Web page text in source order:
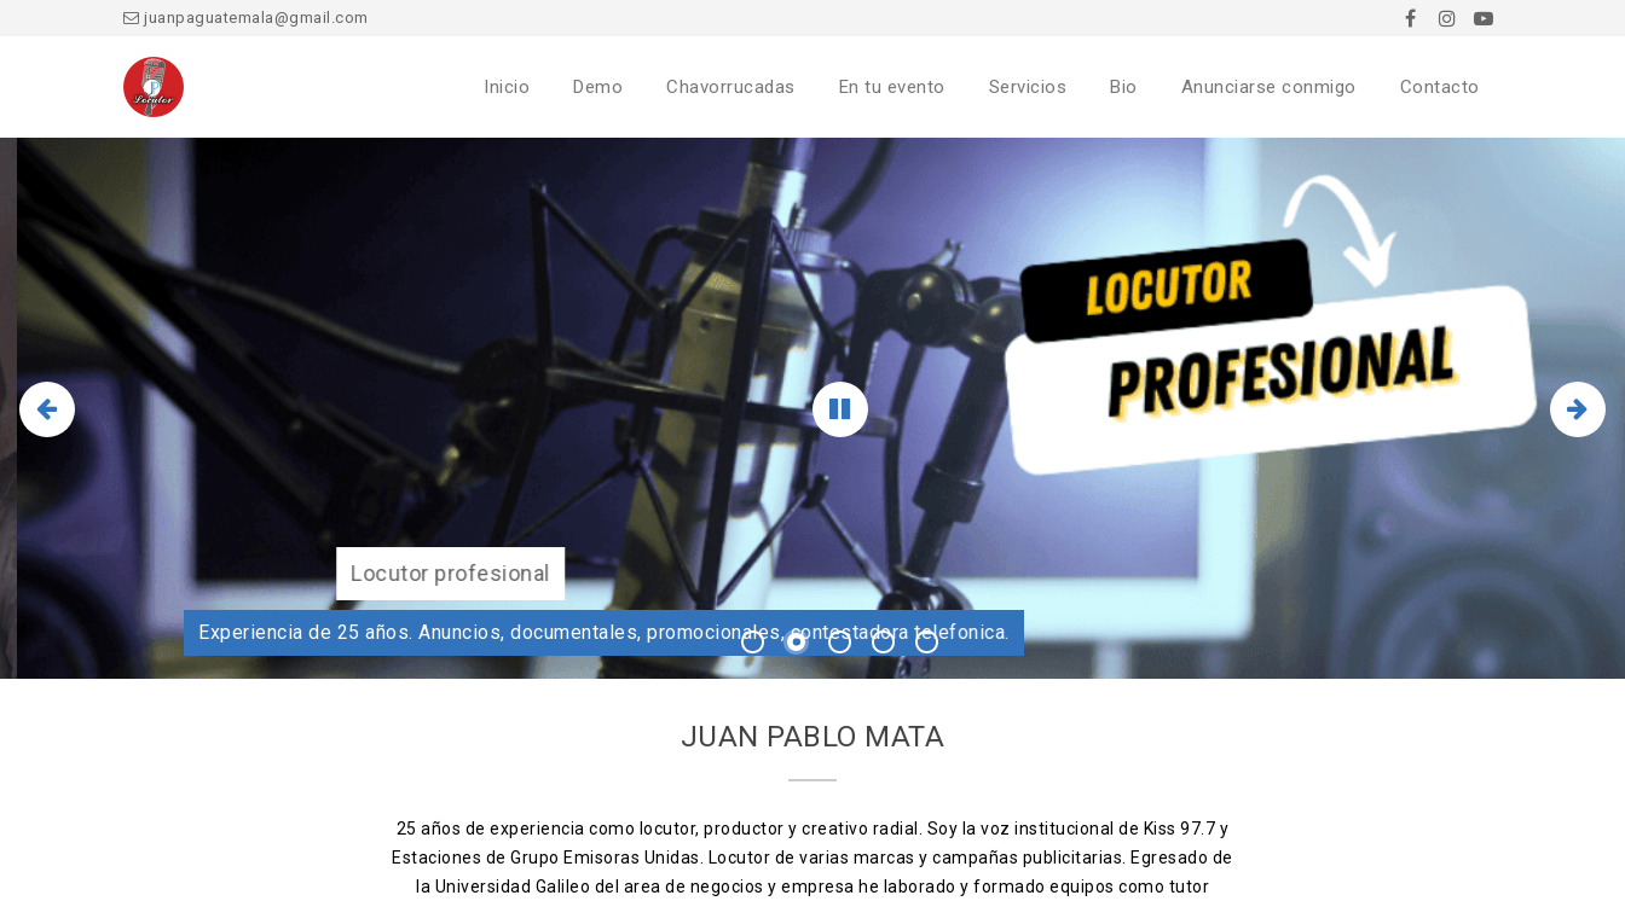
juanpaguatemala@gmail.com
Inicio Demo Chavorrucadas En tu evento Servicios Bio Anunciarse conmigo Contacto
Locutor profesional
Experiencia de 25 años. Anuncios, documentales, promocionales, contestadora telefonica.
JUAN PABLO MATA
25 años de experiencia como locutor, productor y creativo radial. Soy la voz institucional de Kiss 97.7 y
Estaciones de Grupo Emisoras Unidas. Locutor de varias marcas y campañas publicitarias. Egresado de
la Universidad Galileo del area de negocios y empresa he laborado y formado equipos como tutor